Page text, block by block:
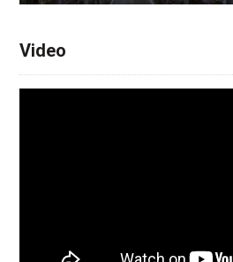
Video